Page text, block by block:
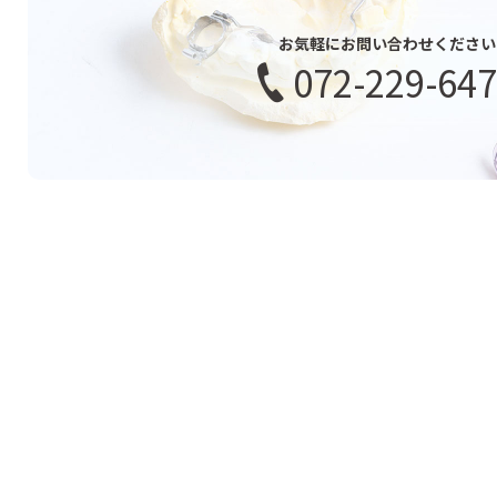
お気軽にお問い合わせください
072-229-